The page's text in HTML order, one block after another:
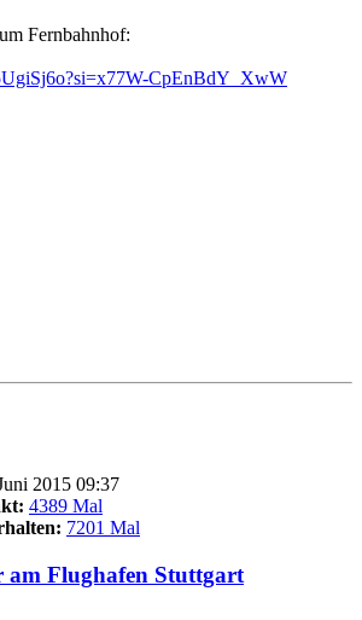
Fernbahnhof:
CpEnBdY_XwW
2015 09:37
4389 Mal
7201 Mal
Flughafen Stuttgart